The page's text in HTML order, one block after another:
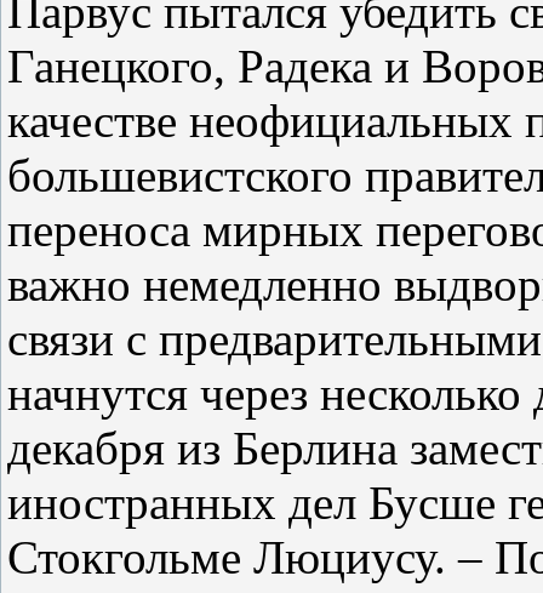
Парвус пытался убедить
Ганецкого, Радека и
качестве неофициальных
большевистского
переноса мирных
важно немедленно
связи с
начнутся через
декабря из Берлина
иностранных дел Бусше
Стокгольме Люциусу. –